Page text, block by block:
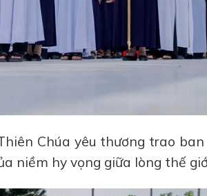
Chúa yêu thương trao
niềm hy vọng giữa lòng thế